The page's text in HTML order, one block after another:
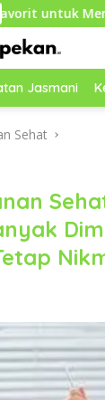
Jasmani
Sehat